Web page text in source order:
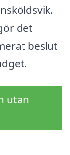
det
beslut
utan